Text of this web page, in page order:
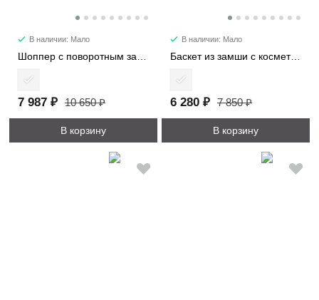
В наличии: Мало
7 987 ₽ 10 650 ₽
В корзину
В наличии: Мало
Баскет из замши с косметичкой 6785
6 280 ₽ 7 850 ₽
В корзину